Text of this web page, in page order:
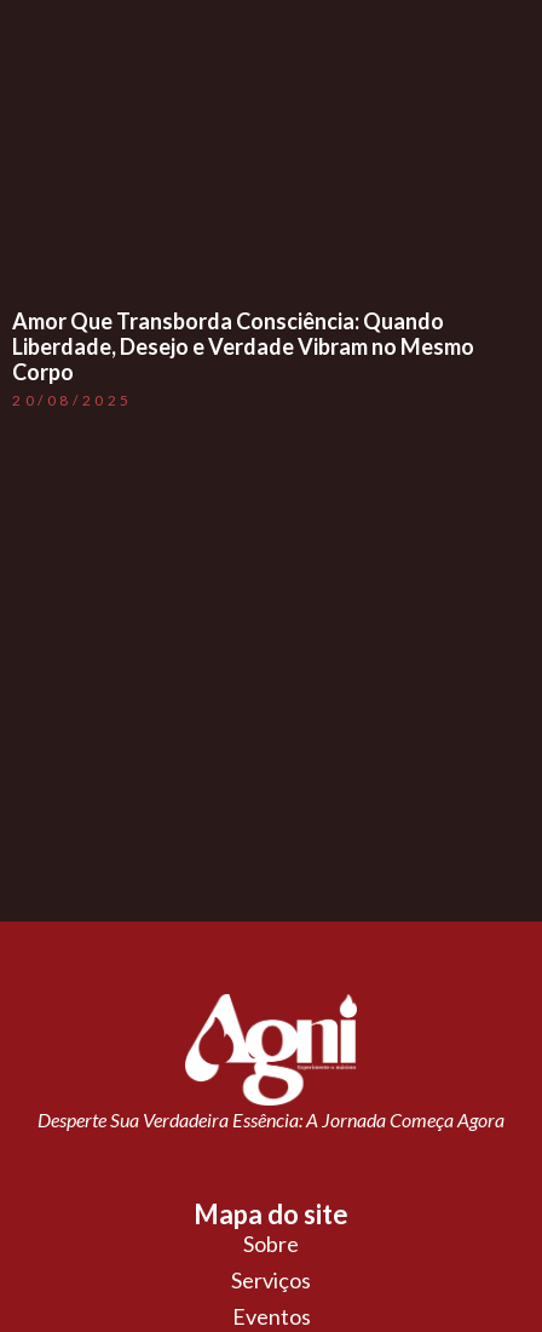
Amor Que Transborda Consciência: Quando
Liberdade, Desejo e Verdade Vibram no Mesmo
Corpo
20/08/2025
Desperte Sua Verdadeira Essência: A Jornada Começa Agora
Mapa do site
Sobre
Serviços
Eventos